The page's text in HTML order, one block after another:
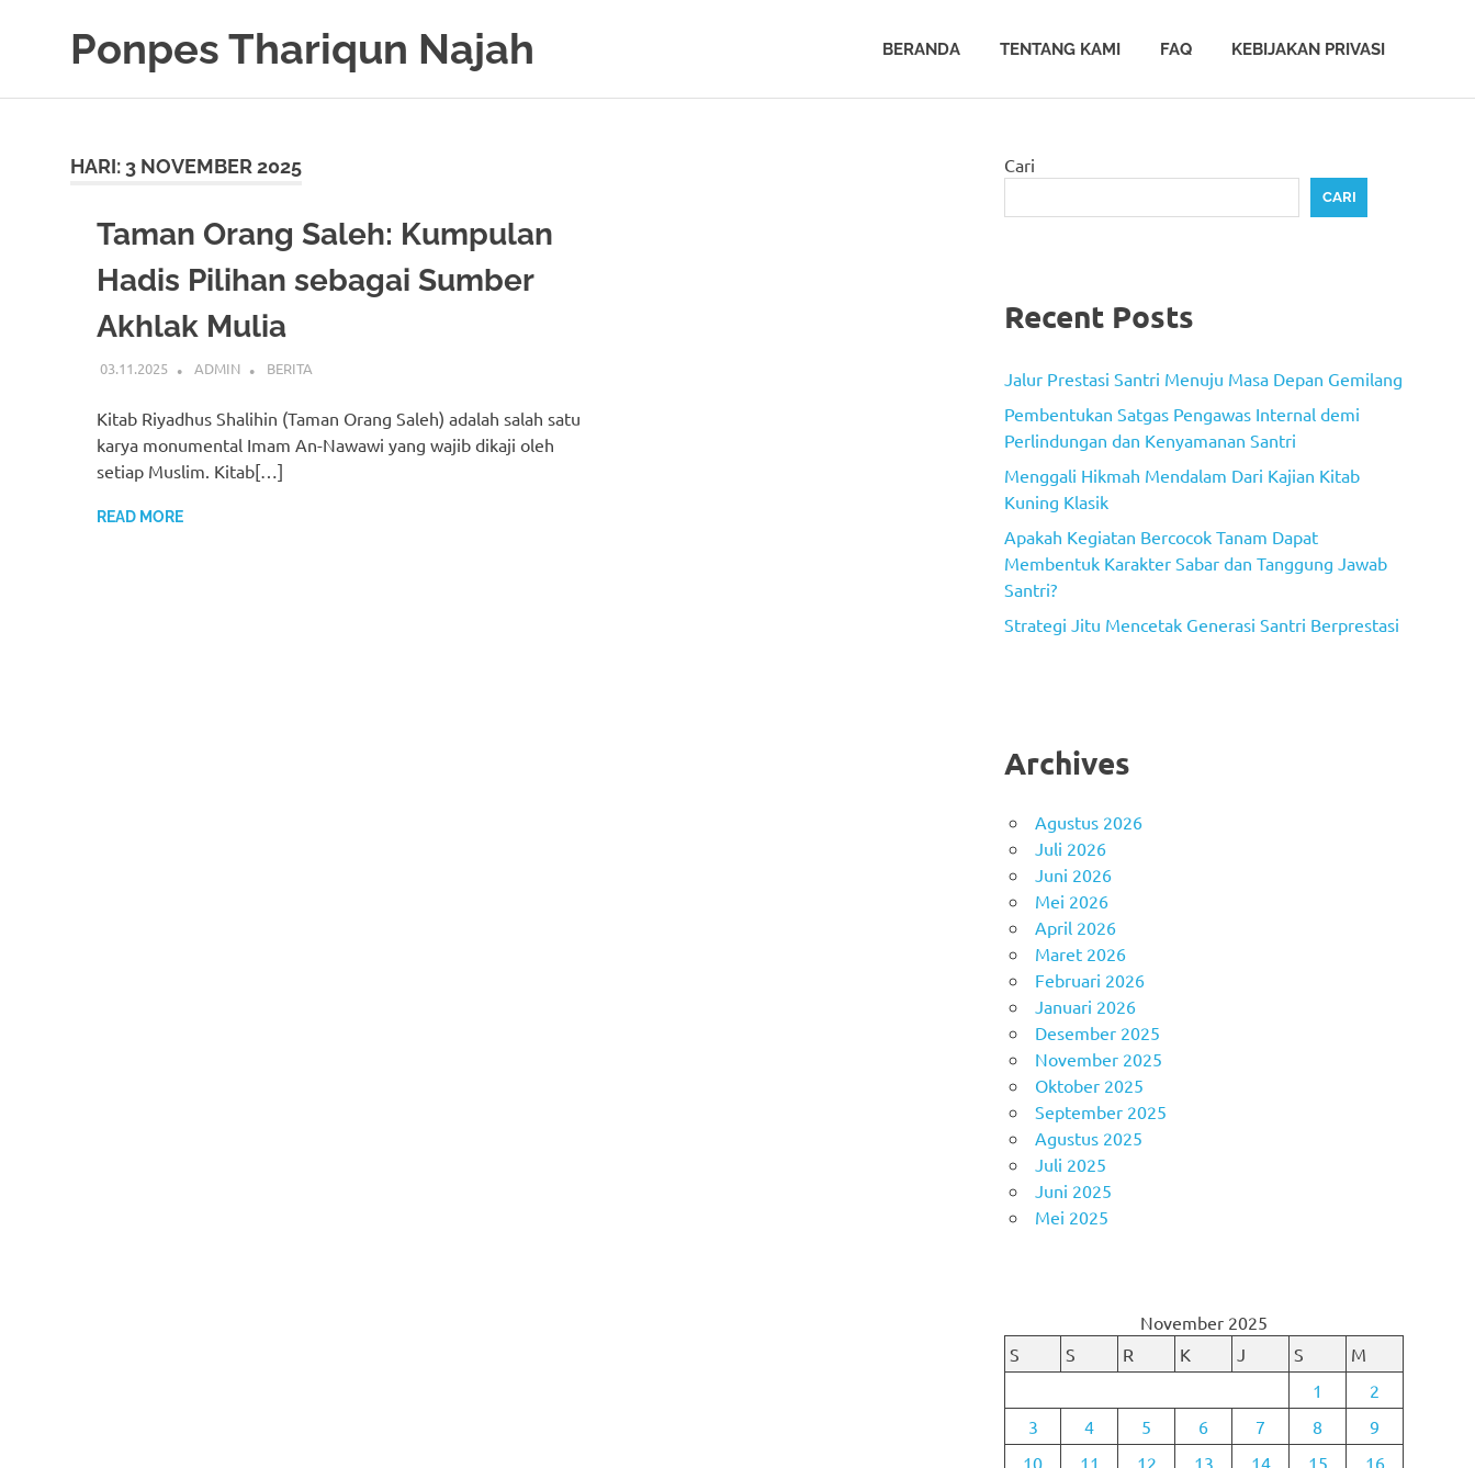
Ponpes Thariqun Najah
dan
Berakhlak
BERANDA TENTANG KAMI FAQ KEBIJAKAN PRIVASI
HARI: 3 NOVEMBER 2025
Taman Orang Saleh: Kumpulan
Hadis Pilihan sebagai Sumber
Akhlak Mulia
03.11.2025 ADMIN BERITA
Kitab Riyadhus Shalihin (Taman Orang Saleh) adalah salah satu
karya monumental Imam An-Nawawi yang wajib dikaji oleh
setiap Muslim. Kitab[…]
READ MORE
Cari
CARI
Recent Posts
Jalur Prestasi Santri Menuju Masa Depan Gemilang
Pembentukan Satgas Pengawas Internal demi
Perlindungan dan Kenyamanan Santri
Menggali Hikmah Mendalam Dari Kajian Kitab
Kuning Klasik
Apakah Kegiatan Bercocok Tanam Dapat
Membentuk Karakter Sabar dan Tanggung Jawab
Santri?
Strategi Jitu Mencetak Generasi Santri Berprestasi
Archives
Agustus 2026
Juli 2026
Juni 2026
Mei 2026
April 2026
Maret 2026
Februari 2026
Januari 2026
Desember 2025
November 2025
Oktober 2025
September 2025
Agustus 2025
Juli 2025
Juni 2025
Mei 2025
November 2025
S
S R K J S
M
1
2
3
4 5 6 7 8
9
10
11 12 13 14 15
16